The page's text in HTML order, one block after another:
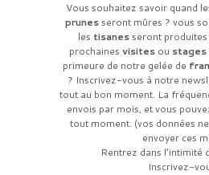
Vous souhaitez savoir quand
prunesseront mûres ? vous
les tisanesseront produites
prochaines visitesou stages
primeure de notre gelée de
? Inscrivez-vous à notre
tout au bon moment. La
envois par mois, et vous
tout moment. (vos données
envoyer ces
Rentrez dans l’intimité
Inscrivez-